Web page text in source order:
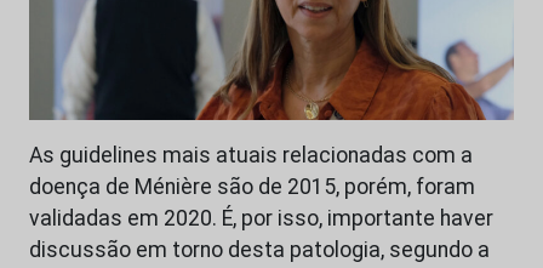
As guidelines mais atuais relacionadas com a
doença de Ménière são de 2015, porém, foram
validadas em 2020. É, por isso, importante haver
discussão em torno desta patologia, segundo a